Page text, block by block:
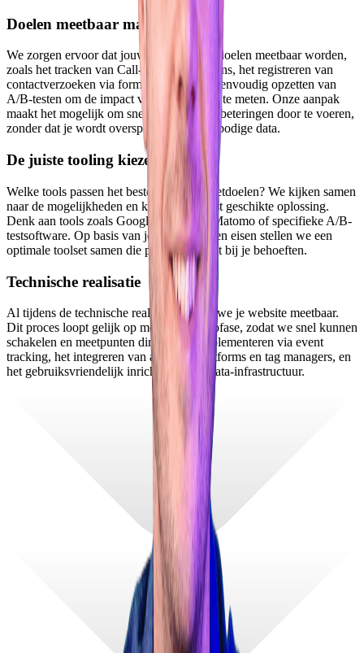
Doelen meetbaar maken
We zorgen ervoor dat jouw belangrijkste doelen meetbaar worden,
zoals het tracken van Call-to-Action-buttons, het registreren van
contactverzoeken via formulieren en het eenvoudig opzetten van
A/B-testen om de impact van wijzigingen te meten. Onze aanpak
maakt het mogelijk om snel en gericht verbeteringen door te voeren,
zonder dat je wordt overspoeld door overbodige data.
De juiste tooling kiezen
Welke tools passen het beste bij jouw meetdoelen? We kijken samen
naar de mogelijkheden en kiezen de meest geschikte oplossing.
Denk aan tools zoals Google Analytics, Matomo of specifieke A/B-
testsoftware. Op basis van jouw wensen en eisen stellen we een
optimale toolset samen die perfect aansluit bij je behoeften.
Technische realisatie
Al tijdens de technische realisatie maken we je website meetbaar.
Dit proces loopt gelijk op met de ontwerpfase, zodat we snel kunnen
schakelen en meetpunten direct goed implementeren via event
tracking, het integreren van analytics-platforms en tag managers, en
het gebruiksvriendelijk inrichten van je data-infrastructuur.